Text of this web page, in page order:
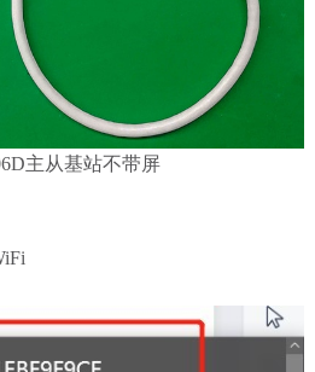
主从基站不带屏